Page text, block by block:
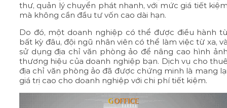
thư, quản lý chuyển phát nhanh, với mức giá tiết
mà không cần đầu tư vốn cao dài hạn.
Do đó, một doanh nghiệp có thể được điều hành
bất kỳ đâu, đội ngũ nhân viên có thể làm việc từ xa,
sử dụng địa chỉ văn phòng ảo để nâng cao hình
thương hiệu của doanh nghiệp bạn. Dịch vụ cho
địa chỉ văn phòng ảo đã được chứng minh là mang
giá trị cao cho doanh nghiệp với chi phí tiết kiệm.